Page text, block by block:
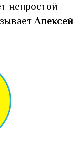
непростой
Алексей